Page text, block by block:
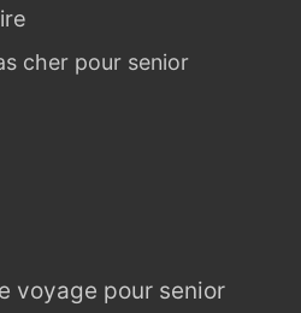
cher pour senior
voyage pour senior